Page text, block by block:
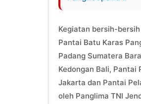
Kegiatan bersih-
Pantai Batu Karas
Padang Sumatera
Kedongan Bali, Pantai
Jakarta dan Pantai
oleh Panglima TNI